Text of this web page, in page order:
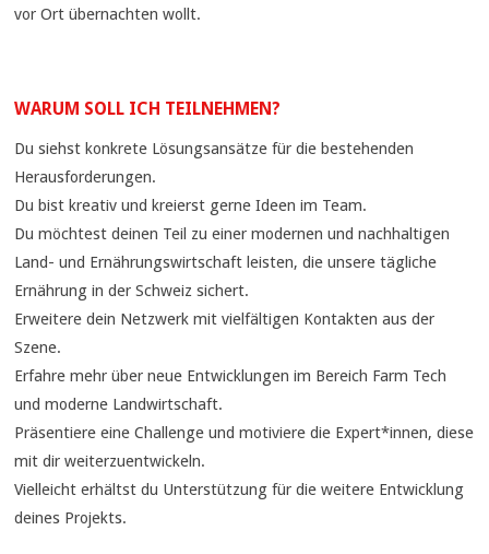
vor Ort übernachten wollt.
WARUM SOLL ICH TEILNEHMEN?
Du siehst konkrete Lösungsansätze für die bestehenden
Herausforderungen.
Du bist kreativ und kreierst gerne Ideen im Team.
Du möchtest deinen Teil zu einer modernen und nachhaltigen
Land- und Ernährungswirtschaft leisten, die unsere tägliche
Ernährung in der Schweiz sichert.
Erweitere dein Netzwerk mit vielfältigen Kontakten aus der
Szene.
Erfahre mehr über neue Entwicklungen im Bereich Farm Tech
und moderne Landwirtschaft.
Präsentiere eine Challenge und motiviere die Expert*innen, diese
mit dir weiterzuentwickeln.
Vielleicht erhältst du Unterstützung für die weitere Entwicklung
deines Projekts.